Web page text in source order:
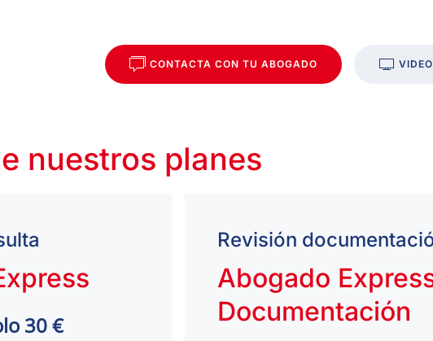
CONTACTA CON TU ABOGADO
nuestros planes
30 €
Revisión
Abogado
Documentación